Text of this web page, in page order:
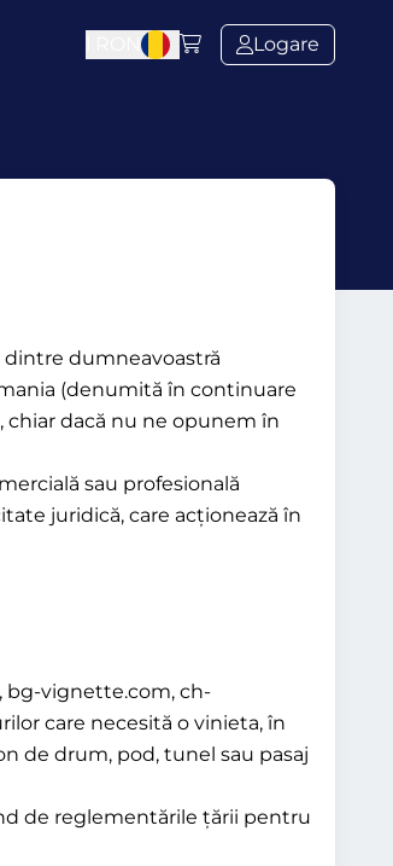
Logare
dintre dumneavoastră
(denumită în continuare
chiar dacă nu ne opunem în
sau profesională
juridică, care acționează în
bg-vignette.com, ch-
care necesită o vinieta, în
de drum, pod, tunel sau pasaj
de reglementările țării pentru